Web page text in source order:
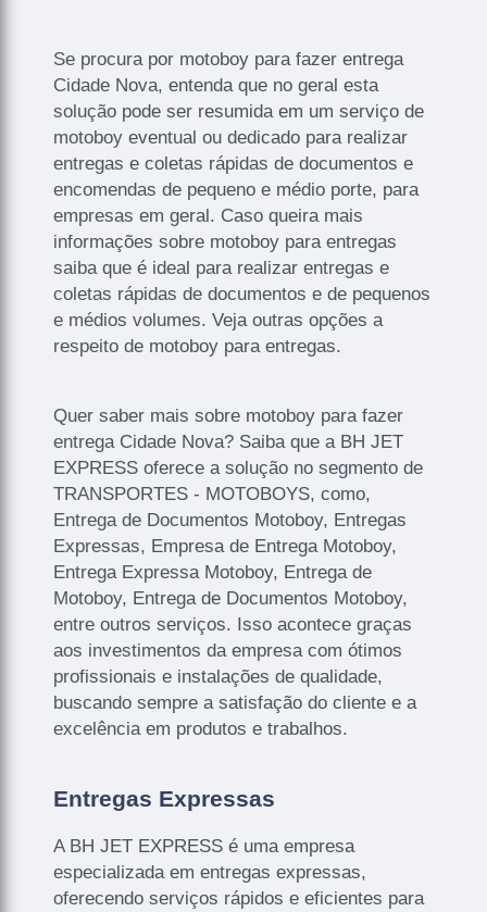
Se procura por motoboy para fazer entrega
Cidade Nova, entenda que no geral esta
solução pode ser resumida em um serviço de
motoboy eventual ou dedicado para realizar
entregas e coletas rápidas de documentos e
encomendas de pequeno e médio porte, para
empresas em geral. Caso queira mais
informações sobre motoboy para entregas
saiba que é ideal para realizar entregas e
coletas rápidas de documentos e de pequenos
e médios volumes. Veja outras opções a
respeito de motoboy para entregas.
Quer saber mais sobre motoboy para fazer
entrega Cidade Nova? Saiba que a BH JET
EXPRESS oferece a solução no segmento de
TRANSPORTES - MOTOBOYS, como,
Entrega de Documentos Motoboy, Entregas
Expressas, Empresa de Entrega Motoboy,
Entrega Expressa Motoboy, Entrega de
Motoboy, Entrega de Documentos Motoboy,
entre outros serviços. Isso acontece graças
aos investimentos da empresa com ótimos
profissionais e instalações de qualidade,
buscando sempre a satisfação do cliente e a
excelência em produtos e trabalhos.
Entregas Expressas
A BH JET EXPRESS é uma empresa
especializada em entregas expressas,
oferecendo serviços rápidos e eficientes para